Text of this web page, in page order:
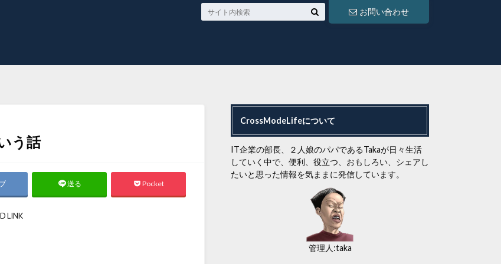
お問い合わせ
う話
送る Pocket
LINK
CrossModeLifeについて
IT企業の部長、２人娘のパパであるTakaが日々生活
していく中で、便利、役立つ、おもしろい、シェアし
たいと思った情報を気ままに発信しています。
管理人:taka